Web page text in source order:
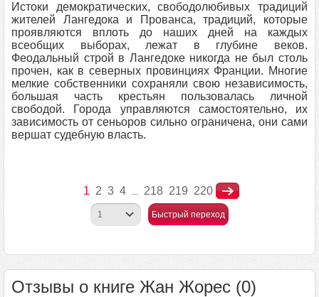
Истоки демократических, свободолюбивых традиций
жителей Лангедока и Прованса, традиций, которые
проявляются вплоть до наших дней на каждых
всеобщих выборах, лежат в глубине веков.
Феодальный строй в Лангедоке никогда не был столь
прочен, как в северных провинциях Франции. Многие
мелкие собственники сохраняли свою независимость,
большая часть крестьян пользовалась личной
свободой. Города управляются самостоятельно, их
зависимость от сеньоров сильно ограничена, они сами
вершат судебную власть.
1 2 3 4 ... 218 219 220
Быстрый переход
Отзывы о книге Жан Жорес (0)